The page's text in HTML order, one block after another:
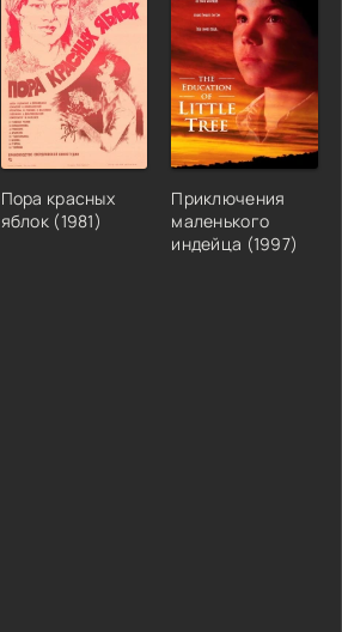
Пора красных
яблок (1981)
Приключения
маленького
индейца (1997)